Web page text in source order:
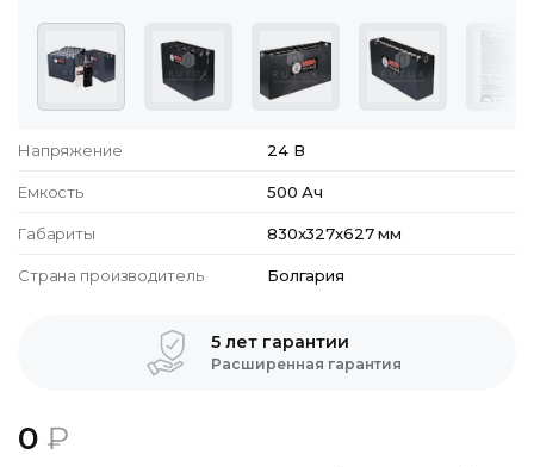
Напряжение 24 В
Емкость 500 Ач
Габариты 830x327x627 мм
Страна производитель Болгария
5 лет гарантии
Расширенная гарантия
0 ₽